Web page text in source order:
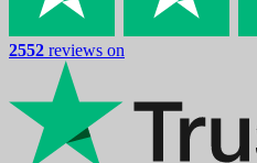
2552 reviews on